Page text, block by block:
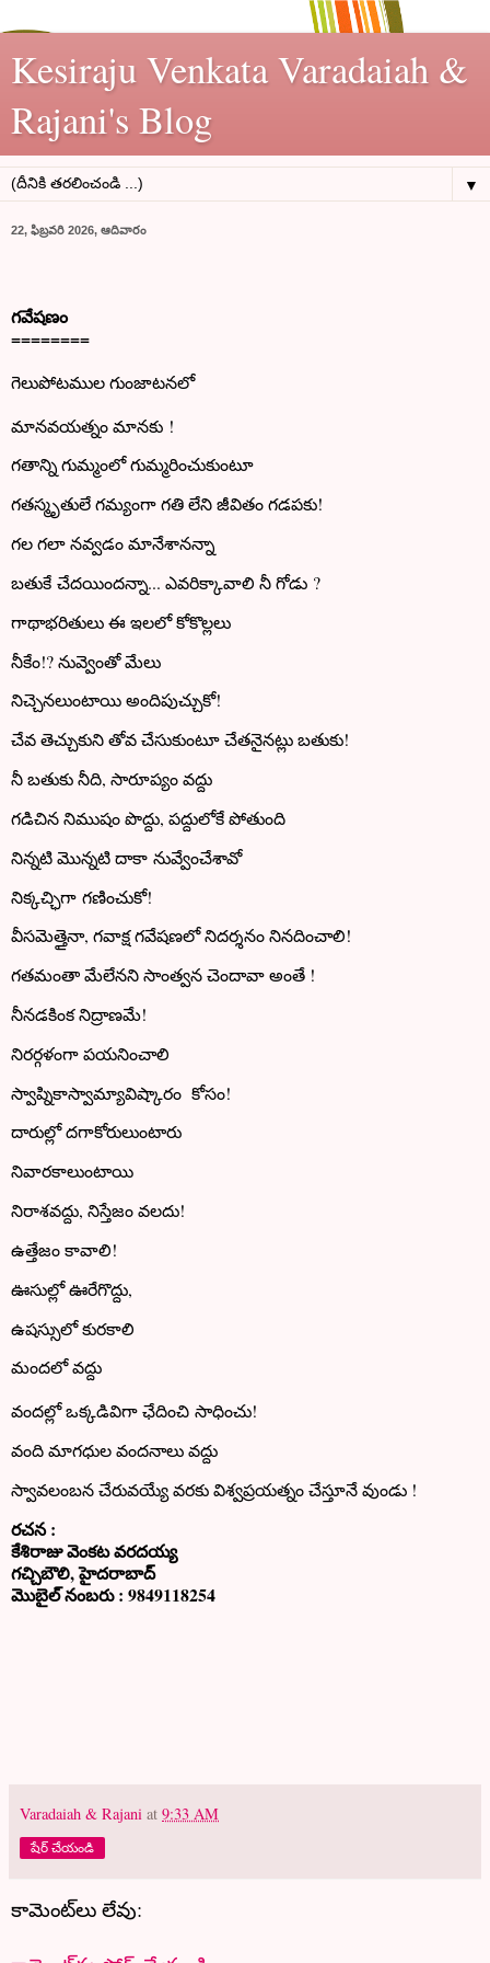
Kesiraju Venkata Varadaiah &
Rajani's Blog
▼
22, ఫిబ్రవరి 2026, ఆదివారం
గవేషణం
========
గెలుపోటముల గుంజాటనలో
మానవయత్నం మానకు !
గతాన్ని గుమ్మంలో గుమ్మరించుకుంటూ
గతస్మృతులే గమ్యంగా గతి లేని జీవితం గడపకు!
గల గలా నవ్వడం మానేశానన్నా
బతుకే చేదయిందన్నా... ఎవరిక్కావాలి నీ గోడు ?
గాథాభరితులు ఈ ఇలలో కోకొల్లలు
నీకేం!? నువ్వెంతో మేలు
నిచ్చెనలుంటాయి అందిపుచ్చుకో!
చేవ తెచ్చుకుని తోవ చేసుకుంటూ చేతనైనట్లు బతుకు!
నీ బతుకు నీది, సారూప్యం వద్దు
గడిచిన నిముషం పొద్దు, పద్దులోకే పోతుంది
నిన్నటి మొన్నటి దాకా నువ్వేంచేశావో
నిక్కచ్ఛిగా గణించుకో!
వీసమెత్తైనా, గవాక్ష గవేషణలో నిదర్శనం నినదించాలి!
గతమంతా మేలేనని సాంత్వన చెందావా అంతే !
నీనడకింక నిద్రాణమే!
నిరర్గళంగా పయనించాలి
స్వాప్నికాస్వామ్యావిష్కారం కోసం!
దారుల్లో దగాకోరులుంటారు
నివారకాలుంటాయి
నిరాశవద్దు, నిస్తేజం వలదు!
ఉత్తేజం కావాలి!
ఊసుల్లో ఊరేగొద్దు,
ఉషస్సులో కురకాలి
మందలో వద్దు
వందల్లో ఒక్కడివిగా ఛేదించి సాధించు!
వంది మాగధుల వందనాలు వద్దు
స్వావలంబన చేరువయ్యే వరకు విశ్వప్రయత్నం చేస్తూనే వుండు !
రచన :
కేశిరాజు వెంకట వరదయ్య
గచ్చిబౌలి, హైదరాబాద్
మొబైల్ నంబరు : 9849118254
Varadaiah & Rajani at 9:33 AM
షేర్ చేయండి
కామెంట్‌లు లేవు: